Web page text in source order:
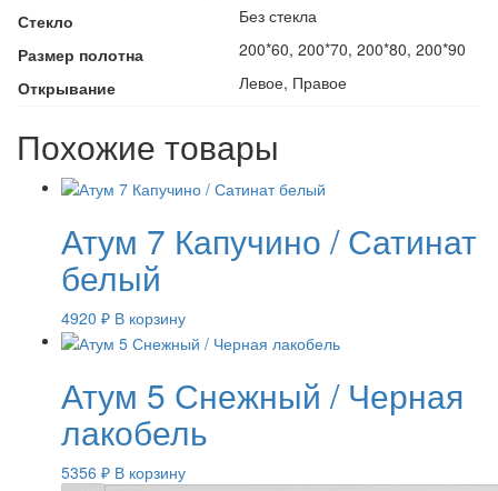
Стекло
Без стекла
Размер полотна
200*60, 200*70, 200*80, 200*90
Открывание
Левое, Правое
Похожие товары
Атум 7 Капучино / Сатинат
белый
4920 ₽ В корзину
Атум 5 Снежный / Черная
лакобель
5356 ₽ В корзину